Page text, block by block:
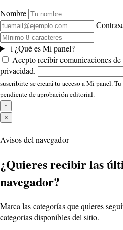
Nombre
i ¿Qué es Mi panel?
Acepto recibir comunicaciones
privacidad.
suscribirte se creará tu acceso a Mi panel.
pendiente de aprobación editorial.
↑
×
Avisos del navegador
¿Quieres recibir las
navegador?
Marca las categorías que quieres
categorías disponibles del sitio.